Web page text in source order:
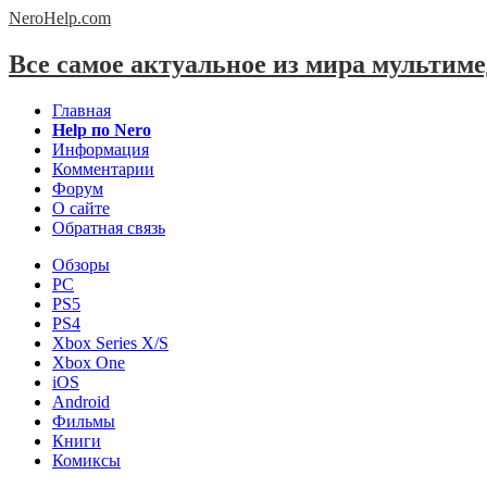
NeroHelp.com
Все самое актуальное из мира
Главная
Help по Nero
Информация
Комментарии
Форум
О сайте
Обратная связь
Обзоры
PC
PS5
PS4
Xbox Series X/S
Xbox One
iOS
Android
Фильмы
Книги
Комиксы